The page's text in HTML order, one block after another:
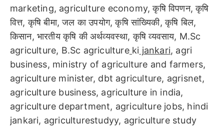
marketing, agriculture economy, कृषि विपणन, कृषि
वित्त, कृषि बीमा, जल का उपयोग, कृषि सांख्यिकी, कृषि बिल,
किसान, भारतीय कृषि की अर्थव्यवस्था, कृषि व्यवसाय, M.Sc
agriculture, B.Sc agriculture ki jankari, agri
business, ministry of agriculture and farmers,
agriculture minister, dbt agriculture, agrisnet,
agriculture business, agriculture in india,
agriculture department, agriculture jobs, hindi
jankari, agriculturestudyy, agriculture study